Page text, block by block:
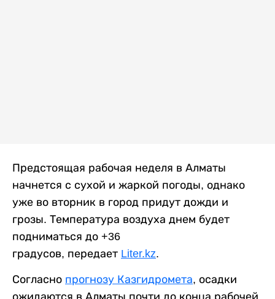
Предстоящая рабочая неделя в Алматы
начнется с сухой и жаркой погоды, однако
уже во вторник в город придут дожди и
грозы. Температура воздуха днем будет
подниматься до +36
градусов, передает Liter.kz.
Согласно прогнозу Казгидромета, осадки